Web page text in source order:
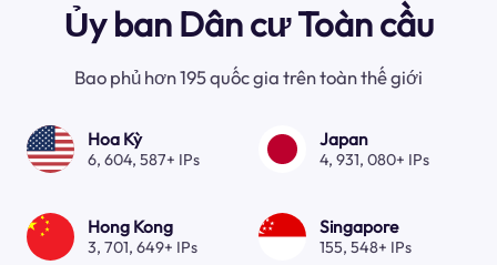
Ủy ban Dân cư Toàn cầu
Bao phủ hơn 195 quốc gia trên toàn thế giới
Hoa Kỳ
6, 604, 587+ IPs
Japan
4, 931, 080+ IPs
Hong Kong
3, 701, 649+ IPs
Singapore
155, 548+ IPs